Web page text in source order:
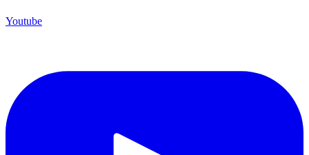
Youtube